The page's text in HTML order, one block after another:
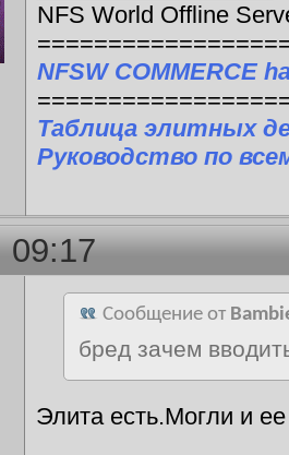
NFS World Offline
NFSW COMMERCE
Таблица элитных
Руководство по
09:17
Сообщение от
бред зачем
Элита есть.Могли и